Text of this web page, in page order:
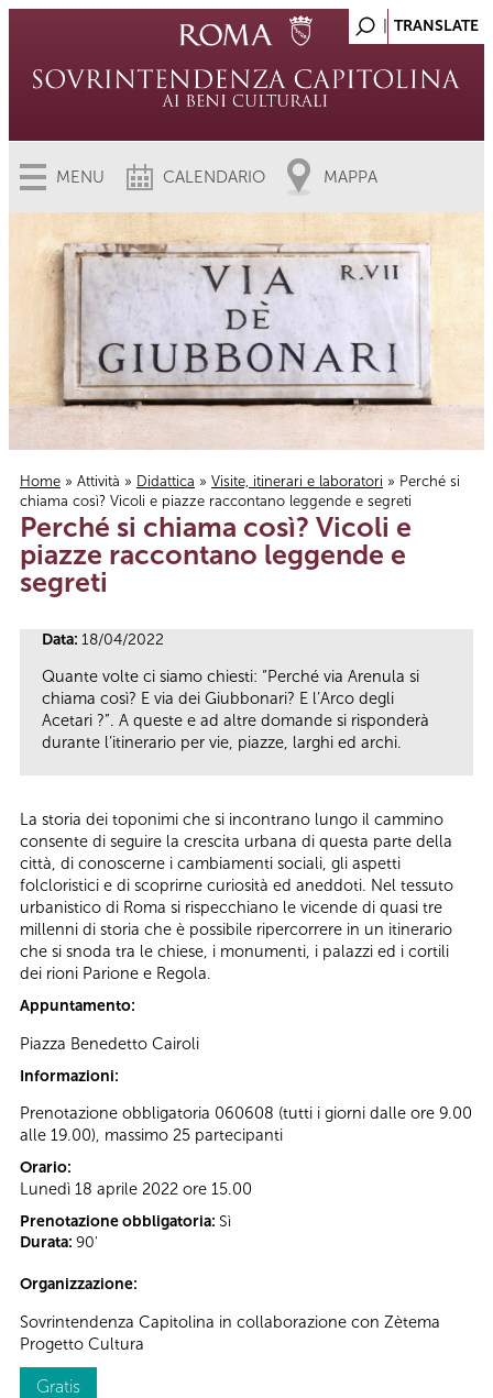
MENU CALENDARIO MAPPA
Tu sei qui
Home » Attività » Didattica » Visite, itinerari e laboratori » Perché si
chiama così? Vicoli e piazze raccontano leggende e segreti
Perché si chiama così? Vicoli e
piazze raccontano leggende e
segreti
Data: 18/04/2022
Quante volte ci siamo chiesti: “Perché via Arenula si
chiama così? E via dei Giubbonari? E l’Arco degli
Acetari ?”. A queste e ad altre domande si risponderà
durante l’itinerario per vie, piazze, larghi ed archi.
La storia dei toponimi che si incontrano lungo il cammino
consente di seguire la crescita urbana di questa parte della
città, di conoscerne i cambiamenti sociali, gli aspetti
folcloristici e di scoprirne curiosità ed aneddoti. Nel tessuto
urbanistico di Roma si rispecchiano le vicende di quasi tre
millenni di storia che è possibile ripercorrere in un itinerario
che si snoda tra le chiese, i monumenti, i palazzi ed i cortili
dei rioni Parione e Regola.
Appuntamento:
Piazza Benedetto Cairoli
Informazioni:
Prenotazione obbligatoria 060608 (tutti i giorni dalle ore 9.00
alle 19.00), massimo 25 partecipanti
Orario:
Lunedì 18 aprile 2022 ore 15.00
Prenotazione obbligatoria: Sì
Durata: 90'
Organizzazione:
Sovrintendenza Capitolina in collaborazione con Zètema
Progetto Cultura
Gratis